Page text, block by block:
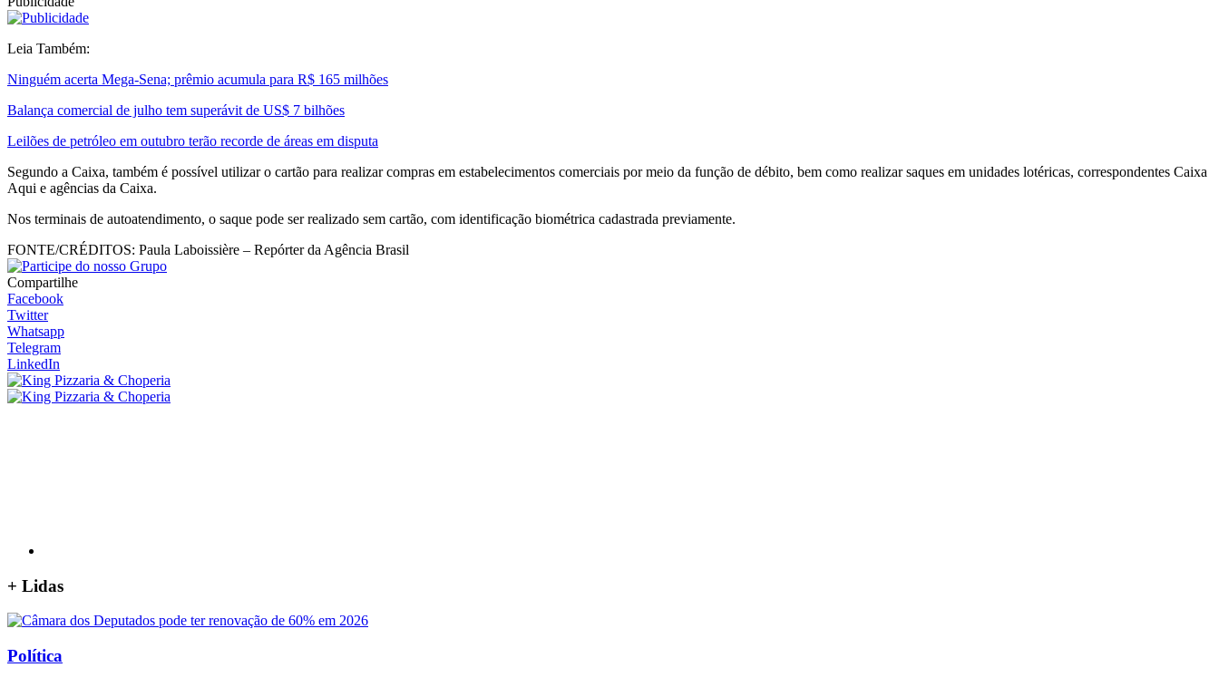
Leia Também:
Ninguém acerta Mega-Sena; prêmio acumula para R$ 165 milhões
Balança comercial de julho tem superávit de US$ 7 bilhões
Leilões de petróleo em outubro terão recorde de áreas em disputa
Segundo a Caixa, também é possível utilizar o cartão para realizar compras em estabelecimentos comerciais por meio da função de débito, bem como realizar saques em unidades lotéricas, correspondentes Caixa
Aqui e agências da Caixa.
Nos terminais de autoatendimento, o saque pode ser realizado sem cartão, com identificação biométrica cadastrada previamente.
FONTE/CRÉDITOS: Paula Laboissière – Repórter da Agência Brasil
Compartilhe
Facebook
Twitter
Whatsapp
Telegram
LinkedIn
+ Lidas
Política